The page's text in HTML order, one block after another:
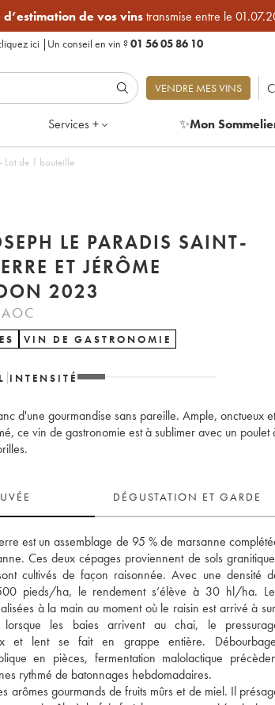
de vos vinstransmise entre le
ici | Un conseil en vin ?01 56 05 86 10
VENDRE MES VINS
Services + ✨Mon
Saint-Pierre Pierre et Jérôme Coursodon 2023 - Lot de 1 bouteille
LE PARADIS SAINT-
ET JÉRÔME
COURSODON 2023
VIN DE GASTRONOMIE
L INTENSITÉ
d'une gourmandise sans pareille. Ample, onctueux et
ce vin de gastronomie est à sublimer avec un poulet
DÉGUSTATION ET GARDE
est un assemblage de 95 % de marsanne
Ces deux cépages proviennent de sols
cultivés de façon raisonnée. Avec une densité
pieds/ha, le rendement s’élève à 30 hl/ha.
à la main au moment où le raisin est arrivé à
lorsque les baies arrivent au chai, le
et lent se fait en grappe entière.
en pièces, fermentation malolactique
rythmé de batonnages hebdomadaires.
arômes gourmands de fruits mûrs et de miel. Il